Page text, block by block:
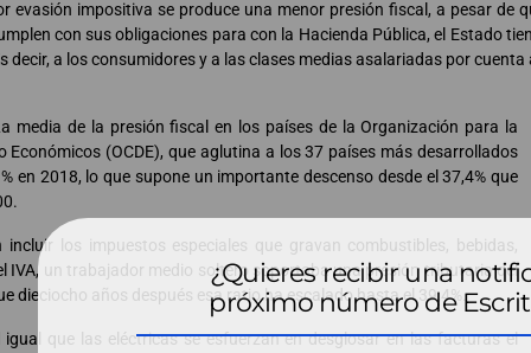
evasión impositiva se produce una menor presión fiscal, a pesar de
con sus obligaciones para con la Hacienda Pública, el Estado
decir, a los consumidores y a las clases medias asalariadas por
media de la presión fiscal en los países de la Organización para la
Económicos (OCDE), que aglutina a los 37 países más desarrollados
en 2018, lo que supone un importante descenso desde el 37,4% que
incluir los impuestos especiales que gravan combustibles, bebidas,
IVA, un trabajador medio soltero soportaba una presión tributaria del
dieciocho años después esa ratio ha escalado hasta el 39,4%.
igual que las eléctricas se esfuerzan en desglosar en las facturas el
¿Quieres recibir una
próximo número de